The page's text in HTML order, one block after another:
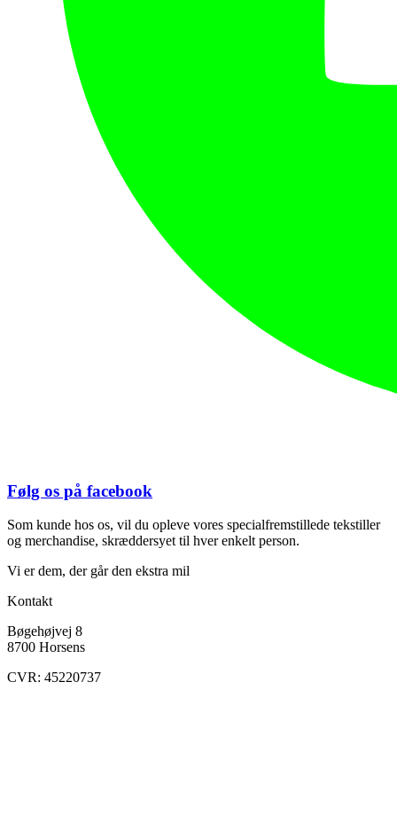
Følg os på facebook
Som kunde hos os, vil du opleve vores specialfremstillede tekstiller
og merchandise, skræddersyet til hver enkelt person.
Vi er dem, der går den ekstra mil
Kontakt
Bøgehøjvej 8
8700 Horsens
CVR: 45220737